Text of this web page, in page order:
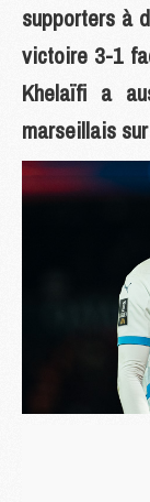
supporters à
victoire 3-1
Khelaïfi a
marseillais